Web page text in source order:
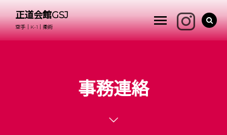
正道会館GSJ
空手｜K-1｜柔術
事務連絡